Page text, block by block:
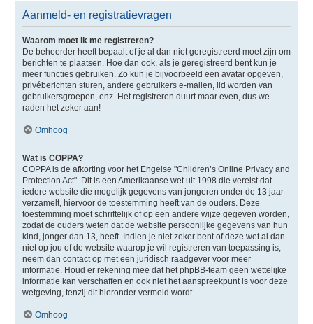
Aanmeld- en registratievragen
Waarom moet ik me registreren?
De beheerder heeft bepaalt of je al dan niet geregistreerd moet zijn om
berichten te plaatsen. Hoe dan ook, als je geregistreerd bent kun je
meer functies gebruiken. Zo kun je bijvoorbeeld een avatar opgeven,
privéberichten sturen, andere gebruikers e-mailen, lid worden van
gebruikersgroepen, enz. Het registreren duurt maar even, dus we
raden het zeker aan!
Omhoog
Wat is COPPA?
COPPA is de afkorting voor het Engelse "Children’s Online Privacy and
Protection Act". Dit is een Amerikaanse wet uit 1998 die vereist dat
iedere website die mogelijk gegevens van jongeren onder de 13 jaar
verzamelt, hiervoor de toestemming heeft van de ouders. Deze
toestemming moet schriftelijk of op een andere wijze gegeven worden,
zodat de ouders weten dat de website persoonlijke gegevens van hun
kind, jonger dan 13, heeft. Indien je niet zeker bent of deze wet al dan
niet op jou of de website waarop je wil registreren van toepassing is,
neem dan contact op met een juridisch raadgever voor meer
informatie. Houd er rekening mee dat het phpBB-team geen wettelijke
informatie kan verschaffen en ook niet het aanspreekpunt is voor deze
wetgeving, tenzij dit hieronder vermeld wordt.
Omhoog